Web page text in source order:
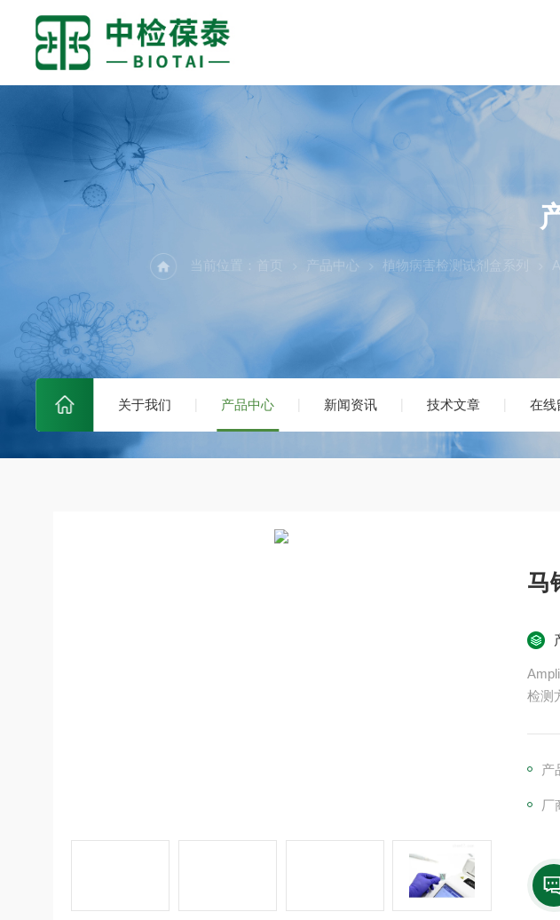
关于我们 产品中心 新闻资讯 技术文章 在线
当前位置： 首页 产品中心 植物病害检测试剂盒系列
马
检测
贵时
产
厂